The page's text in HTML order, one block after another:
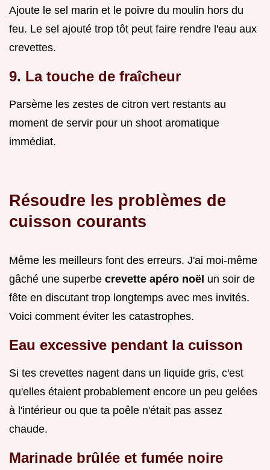
Ajoute le sel marin et le poivre du moulin hors du
feu. Le sel ajouté trop tôt peut faire rendre l'eau aux
crevettes.
9. La touche de fraîcheur
Parsème les zestes de citron vert restants au
moment de servir pour un shoot aromatique
immédiat.
Résoudre les problèmes de
cuisson courants
Même les meilleurs font des erreurs. J'ai moi-même
gâché une superbe crevette apéro noël un soir de
fête en discutant trop longtemps avec mes invités.
Voici comment éviter les catastrophes.
Eau excessive pendant la cuisson
Si tes crevettes nagent dans un liquide gris, c'est
qu'elles étaient probablement encore un peu gelées
à l'intérieur ou que ta poêle n'était pas assez
chaude.
Marinade brûlée et fumée noire